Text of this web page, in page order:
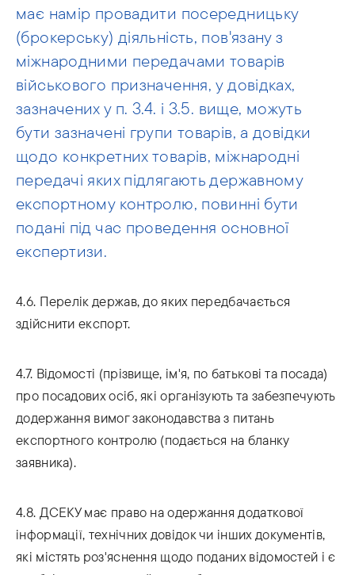
має намір провадити посередницьку
(брокерську) діяльність, пов'язану з
міжнародними передачами товарів
військового призначення, у довідках,
зазначених у п. 3.4. і 3.5. вище, можуть
бути зазначені групи товарів, а довідки
щодо конкретних товарів, міжнародні
передачі яких підлягають державному
експортному контролю, повинні бути
подані під час проведення основної
експертизи.
4.6. Перелік держав, до яких передбачається
здійснити експорт.
4.7. Відомості (прізвище, ім'я, по батькові та посада)
про посадових осіб, які організують та забезпечують
додержання вимог законодавства з питань
експортного контролю (подається на бланку
заявника).
4.8. ДСЕКУ має право на одержання додаткової
інформації, технічних довідок чи інших документів,
які містять роз'яснення щодо поданих відомостей і є